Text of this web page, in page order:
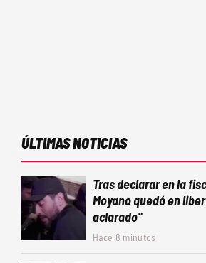
ÚLTIMAS NOTICIAS
Tras declarar en la
Moyano quedó en
aclarado"
Hace 8 minutos